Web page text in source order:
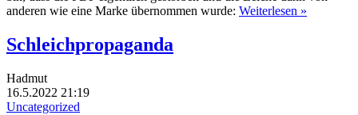
anderen wie eine Marke übernommen wurde: Weiterlesen »
Schleichpropaganda
Hadmut
16.5.2022 21:19
Uncategorized